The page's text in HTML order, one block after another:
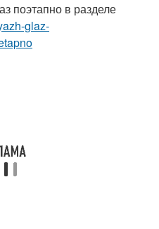
поэтапно в разделе
glaz-